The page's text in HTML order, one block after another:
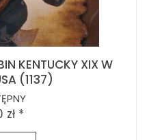
KENTUCKY XIX W
(1137)
zł *